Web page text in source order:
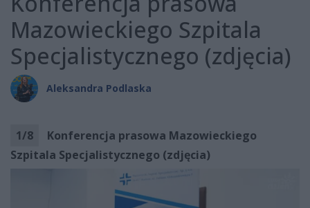
Mazowieckiego Szpitala
Specjalistycznego (zdjęcia)
Aleksandra Podlaska
1/8
Konferencja prasowa Mazowieckiego
Szpitala Specjalistycznego (zdjęcia)